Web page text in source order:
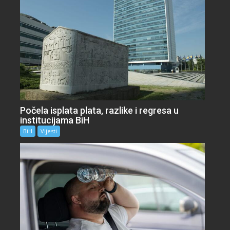
Počela isplata plata, razlike i regresa u
institucijama BiH
BiH Vijesti